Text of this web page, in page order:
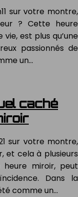
sur votre montre,
? Cette heure
est plus qu’une
passionnés de
un…
caché
sur votre montre,
et cela à plusieurs
heure miroir, peut
Dans la
comme un…